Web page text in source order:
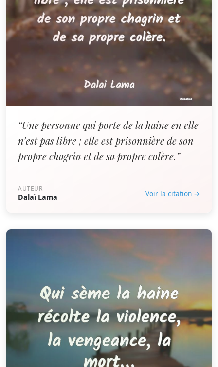
“Une personne qui porte de la haine en elle
n’est pas libre ; elle est prisonnière de son
propre chagrin et de sa propre colère.”
AUTEUR
Dalaï Lama Voir la citation →